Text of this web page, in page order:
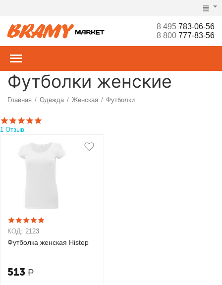
8 495783-06-56
8 800777-83-56
Футболки женские
Главная / Одежда / Женская / Футболки
1 Отзыв
КОД: 2123
Футболка женская Histep
513 Р